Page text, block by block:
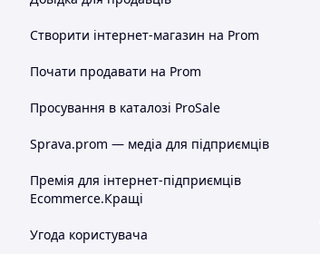
Створити інтернет-магазин на Prom
Почати продавати на Prom
Просування в каталозі ProSale
Sprava.prom — медіа для підприємців
Премія для інтернет-підприємців
Ecommerce.Кращі
Угода користувача